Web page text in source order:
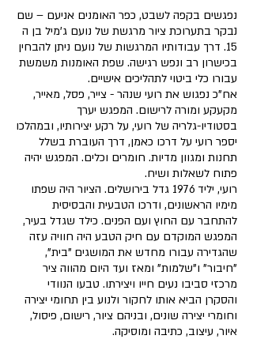
נפגשים בקפה לשבט, כפר האומנים אניעם – שם
נבקר בתערוכת ציור מרגשת של נועם ג'מיל בן ה
15. דרך עבודותיו המרגשות של נועם ניתן להבחין
בכישרון רב ונפש רגישה. שפת האומנות משמשת
עבורו כלי ביטוי לתהליכים אישיים.
אח"כ נפגוש את רועי שנהר - צייר, פסל, מאייר,
מקעקע ומורה לרישום. המפגש יערך
בסטודיו-גלריה של רועי, על רקע יצירותיו, ובמהלכו
יספר רועי על דרכו כאמן, דרך העוברת בשלל
תחנות ומגוון מדיות. חומרים וכלים. המפגש יהיה
פתוח לשאלות ושיח.
רועי, יליד 1976 גדל בירושלים. הציור היה שפתו
מימיו הראשונים, ודרכו הטבעית והבסיסית
להתחבר עם החוץ ועם הפנים. כילד שגדל בעיר,
המפגש המוקדם עם חיק הטבע היה חוויה עזה
שהגדירה עבורו מחדש את המושגים "בית",
"חיבור" ו"שלמות" ומאז ועד היום מהווה ציר
מרכזי סביבו נעים חייו ויצירתו. טבעו הנוודי
והסקרן הביא אותו לחקור ולנוע בין תחומי יצירה
וחומרי יצירה שונים, ובניהם ציור, רישום, פיסול,
איור, עיצוב, כתיבה ומוסיקה.